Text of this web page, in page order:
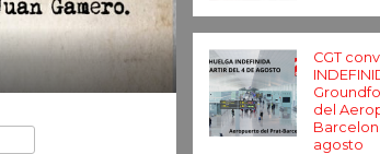
CGT
del
agosto